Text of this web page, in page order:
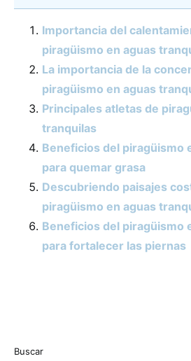
Importancia del
piragüismo en aguas
La importancia de la
piragüismo en aguas
Principales atletas de
tranquilas
Beneficios del piragüismo
para quemar grasa
Descubriendo paisajes
piragüismo en aguas
Beneficios del piragüismo
para fortalecer las piernas
Buscar